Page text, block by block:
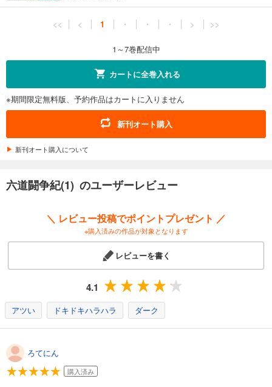
<< < 1 ・ ・ ・ > >>
1～7巻配信中
カートに全巻入れる
※期間限定無料版、予約作品はカートに入りません
新刊オート購入
新刊オート購入について
六道闘争紀(1) のユーザーレビュー
＼ レビュー投稿でポイントプレゼント ／
※購入済みの作品が対象となります
レビューを書く
4.1
アツい ドキドキハラハラ ダーク
ろてにん
購入済み